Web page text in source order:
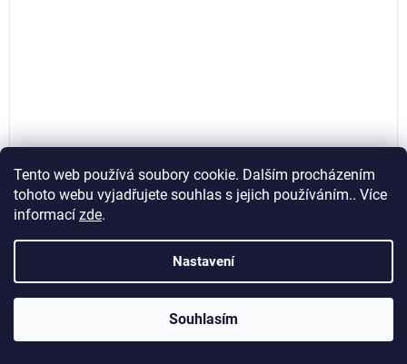
Tento web používá soubory cookie. Dalším procházením
tohoto webu vyjadřujete souhlas s jejich používáním.. Více
informací zde.
Nastavení
Souhlasím
Prořezávací nože na pneumatiky W Fix 4, 9-10mm, pro
prořezávačku Prema Cutter, 20ks, Invento PA242-1061
Skladem(>5 ks)